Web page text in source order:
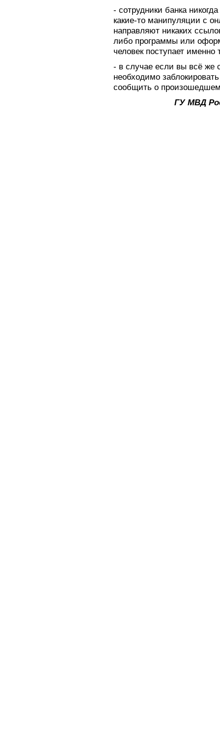
- сотрудники банка
какие-то манипуляции с
направляют никаких
либо программы или
человек поступает
- в случае если вы всё же
необходимо
сообщить о
ГУ МВД